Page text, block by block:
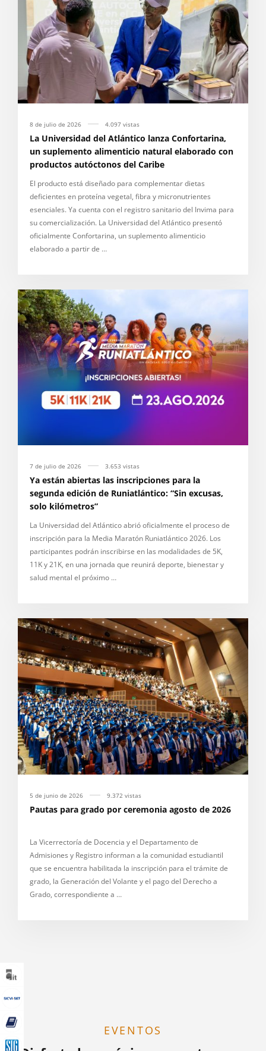
8 de julio de 2026 4.097 vistas
La Universidad del Atlántico lanza Confortarina,
un suplemento alimenticio natural elaborado con
productos autóctonos del Caribe
El producto está diseñado para complementar dietas
deficientes en proteína vegetal, fibra y micronutrientes
esenciales. Ya cuenta con el registro sanitario del Invima para
su comercialización. La Universidad del Atlántico presentó
oficialmente Confortarina, un suplemento alimenticio
elaborado a partir de …
7 de julio de 2026 3.653 vistas
Ya están abiertas las inscripciones para la
segunda edición de Runiatlántico: “Sin excusas,
solo kilómetros”
La Universidad del Atlántico abrió oficialmente el proceso de
inscripción para la Media Maratón Runiatlántico 2026. Los
participantes podrán inscribirse en las modalidades de 5K,
11K y 21K, en una jornada que reunirá deporte, bienestar y
salud mental el próximo …
5 de junio de 2026 9.372 vistas
Pautas para grado por ceremonia agosto de 2026
La Vicerrectoría de Docencia y el Departamento de
Admisiones y Registro informan a la comunidad estudiantil
que se encuentra habilitada la inscripción para el trámite de
grado, la Generación del Volante y el pago del Derecho a
Grado, correspondiente a …
EVENTOS